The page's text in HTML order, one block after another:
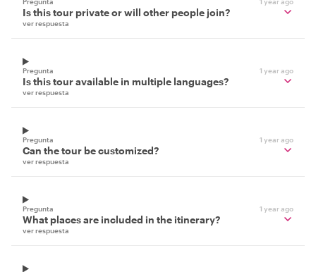
Is this tour private or will other people join?
ver respuesta
Pregunta 1 year ago
Is this tour available in multiple languages?
ver respuesta
Pregunta 1 year ago
Can the tour be customized?
ver respuesta
Pregunta 1 year ago
What places are included in the itinerary?
ver respuesta